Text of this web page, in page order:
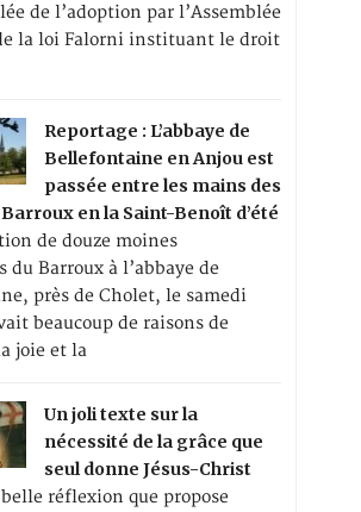
de l’adoption par l’Assemblée
la loi Falorni instituant le droit
Reportage : L’abbaye de
Bellefontaine en Anjou est
passée entre les mains des
en la Saint-Benoît d’été
de douze moines
du Barroux à l’abbaye de
près de Cholet, le samedi
beaucoup de raisons de
joie et la
Un joli texte sur la
nécessité de la grâce que
seul donne Jésus-Christ
belle réflexion que propose